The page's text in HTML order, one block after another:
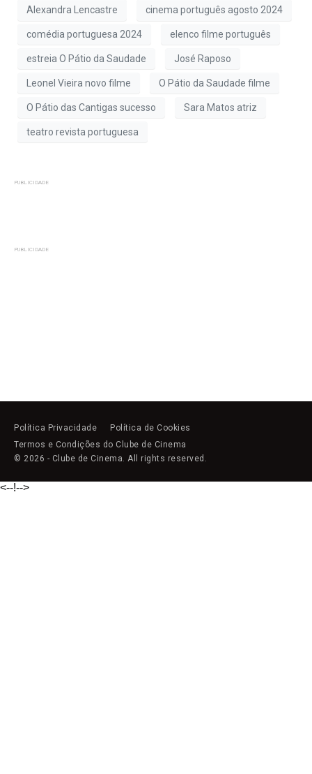
Alexandra Lencastre cinema português agosto 2024
comédia portuguesa 2024 elenco filme português
estreia O Pátio da Saudade José Raposo
Leonel Vieira novo filme O Pátio da Saudade filme
O Pátio das Cantigas sucesso Sara Matos atriz
teatro revista portuguesa
PUBLICIDADE
PUBLICIDADE
Política Privacidade
Política de Cookies
Termos e Condições do Clube de Cinema
© 2026 - Clube de Cinema. All rights reserved.
<--!-->